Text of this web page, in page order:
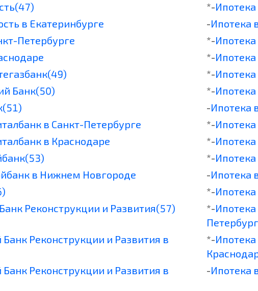
*-
в Екатеринбурге -Ипотека
Петербурге *-
*-
*-
Банк(50) *-
-Ипотека
в Санкт-Петербурге *-
в Краснодаре *-
*-
в Нижнем Новгороде -Ипотека
*-
Реконструкции и Развития(57) *-
Банк Реконструкции и Развития в
*-
Банк Реконструкции и Развития в
-Ипотека